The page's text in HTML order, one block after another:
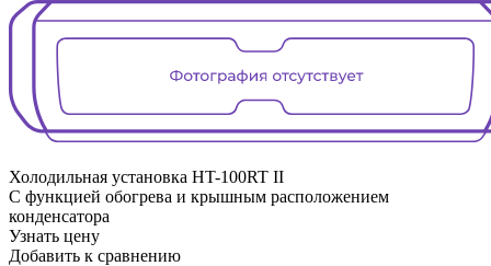
Холодильная установка HT-100RT II
С функцией обогрева и крышным расположением
конденсатора
Узнать цену
Добавить к сравнению